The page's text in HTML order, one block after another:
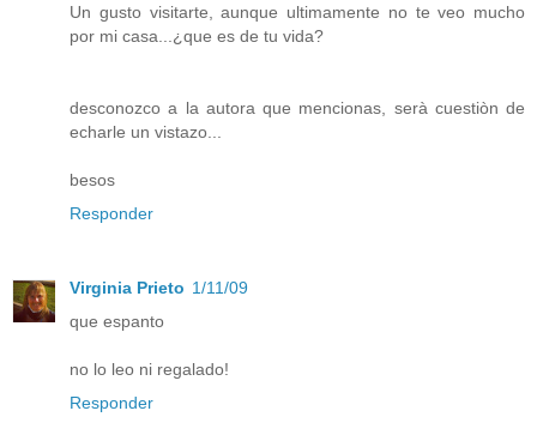
Un gusto visitarte, aunque ultimamente no te veo mucho
por mi casa...¿que es de tu vida?
desconozco a la autora que mencionas, serà cuestiòn de
echarle un vistazo...
besos
Responder
Virginia Prieto 1/11/09
que espanto
no lo leo ni regalado!
Responder